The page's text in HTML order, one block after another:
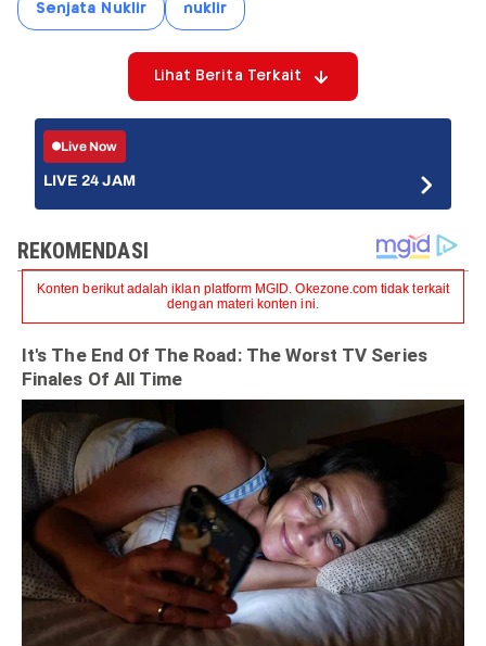
Senjata Nuklir nuklir
Lihat Berita Terkait
Live Now
LIVE 24 JAM